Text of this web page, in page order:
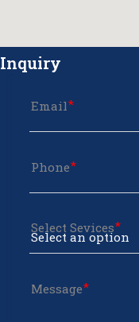
Inquiry
Email
Phone
Select Sevices
Message